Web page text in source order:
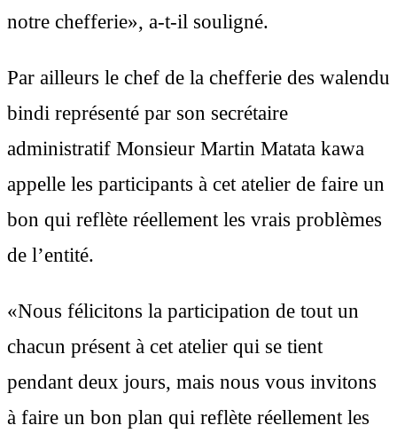
notre chefferie», a-t-il souligné.
Par ailleurs le chef de la chefferie des walendu
bindi représenté par son secrétaire
administratif Monsieur Martin Matata kawa
appelle les participants à cet atelier de faire un
bon qui reflète réellement les vrais problèmes
de l’entité.
«Nous félicitons la participation de tout un
chacun présent à cet atelier qui se tient
pendant deux jours, mais nous vous invitons
à faire un bon plan qui reflète réellement les